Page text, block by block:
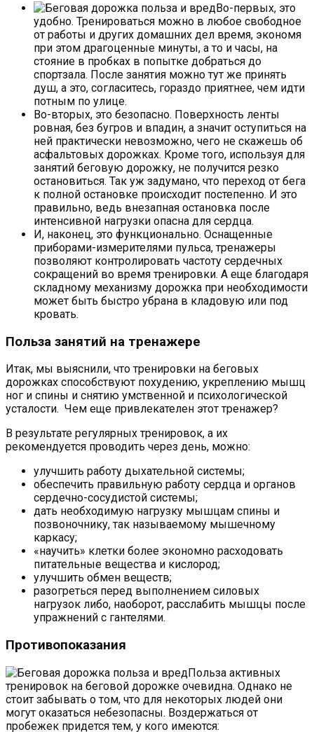
Во-первых, это
удобно. Тренироваться можно в любое свободное
от работы и других домашних дел время, экономя
при этом драгоценные минуты, а то и часы, на
стояние в пробках в попытке добраться до
спортзала. После занятия можно тут же принять
душ, а это, согласитесь, гораздо приятнее, чем идти
потным по улице.
Во-вторых, это безопасно. Поверхность ленты
ровная, без бугров и впадин, а значит оступиться на
ней практически невозможно, чего не скажешь об
асфальтовых дорожках. Кроме того, используя для
занятий беговую дорожку, не получится резко
остановиться. Так уж задумано, что переход от бега
к полной остановке происходит постепенно. И это
правильно, ведь внезапная остановка после
интенсивной нагрузки опасна для сердца.
И, наконец, это функционально. Оснащенные
приборами-измерителями пульса, тренажеры
позволяют контролировать частоту сердечных
сокращений во время тренировки. А еще благодаря
складному механизму дорожка при необходимости
может быть быстро убрана в кладовую или под
кровать.
Польза занятий на тренажере
Итак, мы выяснили, что тренировки на беговых
дорожках способствуют похудению, укреплению мышц
ног и спины и снятию умственной и психологической
усталости. Чем еще привлекателен этот тренажер?
В результате регулярных тренировок, а их
рекомендуется проводить через день, можно:
улучшить работу дыхательной системы;
обеспечить правильную работу сердца и органов
сердечно-сосудистой системы;
дать необходимую нагрузку мышцам спины и
позвоночнику, так называемому мышечному
каркасу;
«научить» клетки более экономно расходовать
питательные вещества и кислород;
улучшить обмен веществ;
разогреться перед выполнением силовых
нагрузок либо, наоборот, расслабить мышцы после
упражнений с гантелями.
Противопоказания
Польза активных
тренировок на беговой дорожке очевидна. Однако не
стоит забывать о том, что для некоторых людей они
могут оказаться небезопасны. Воздержаться от
пробежек придется тем, у кого имеются: